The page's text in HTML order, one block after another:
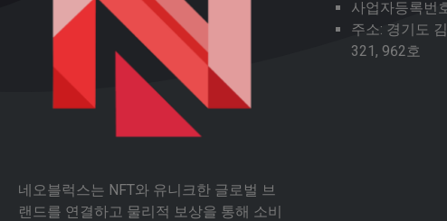
네오블럭스는 NFT와 유니크한 글로벌 브
랜드를 연결하고 물리적 보상을 통해 소비
사업자등록번
주소: 경기도
321, 962호